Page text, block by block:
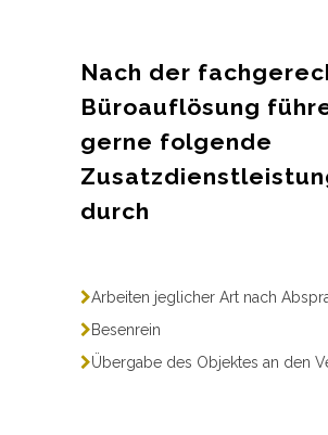
Nach der
Büroauflösung
gerne folgende
durch
Arbeiten jeglicher Art nach
Besenrein
Übergabe des Objektes an den